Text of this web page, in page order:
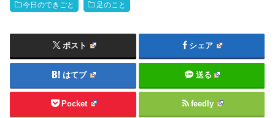
今日のできごと 足のこと
ポスト シェア
はてブ 送る
Pocket feedly